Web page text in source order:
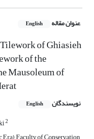
عنوان مقاله English
of Ghiasieh
of the
Mausoleum of
نویسندگان English
2